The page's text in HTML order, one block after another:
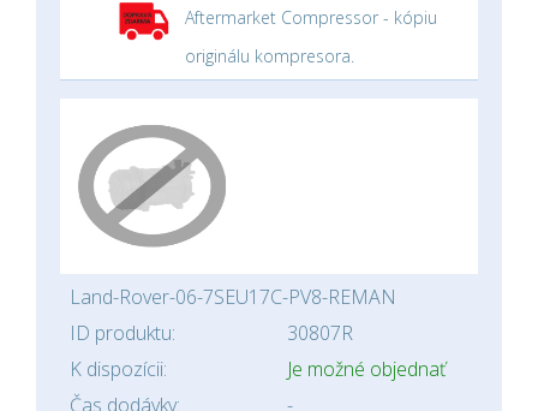
Aftermarket Compressor - kópiu
originálu kompresora.
Land-Rover-06-7SEU17C-PV8-REMAN
ID produktu:
30807R
K dispozícii:
Je možné objednať
Čas dodávky:
-